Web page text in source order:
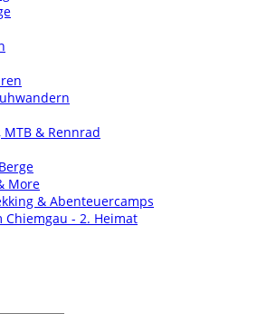
MTB & Rennrad
More
& Abenteuercamps
Chiemgau - 2. Heimat